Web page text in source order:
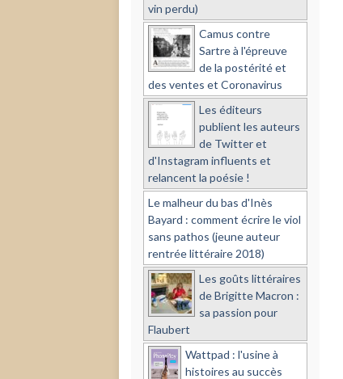
vin perdu)
Camus contre
Sartre à l'épreuve
de la postérité et
des ventes et Coronavirus
Les éditeurs
publient les auteurs
de Twitter et
d'Instagram influents et
relancent la poésie !
Le malheur du bas d'Inès
Bayard : comment écrire le viol
sans pathos (jeune auteur
rentrée littéraire 2018)
Les goûts littéraires
de Brigitte Macron :
sa passion pour
Flaubert
Wattpad : l'usine à
histoires au succès